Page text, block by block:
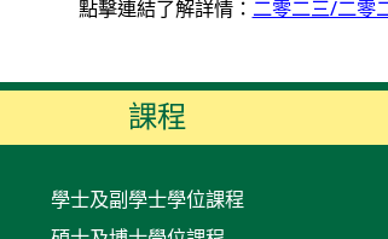
點擊連結了解詳情： 二零二三/二零
課程
學士及副學士學位課程